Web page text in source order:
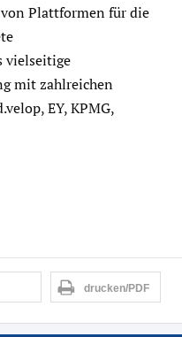
Plattformen für die
vielseitige
mit zahlreichen
EY, KPMG,
drucken/PDF